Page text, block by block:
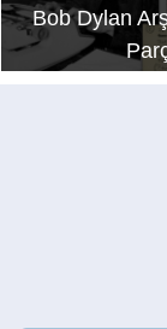
Bob Dylan